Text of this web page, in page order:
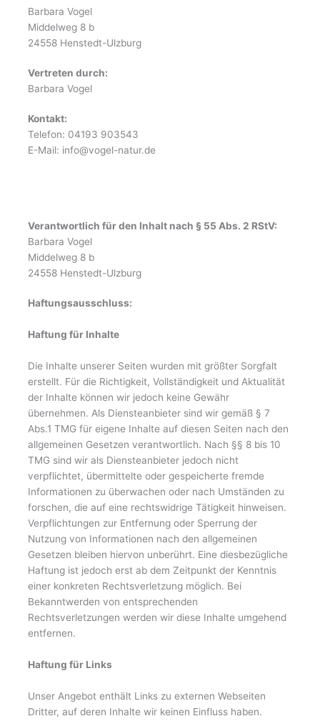
Barbara Vogel
Middelweg 8 b
24558 Henstedt-Ulzburg
Vertreten durch:
Barbara Vogel
Kontakt:
Telefon: 04193 903543
E-Mail: info@vogel-natur.de
Verantwortlich für den Inhalt nach § 55 Abs. 2 RStV:
Barbara Vogel
Middelweg 8 b
24558 Henstedt-Ulzburg
Haftungsausschluss:
Haftung für Inhalte
Die Inhalte unserer Seiten wurden mit größter Sorgfalt
erstellt. Für die Richtigkeit, Vollständigkeit und Aktualität
der Inhalte können wir jedoch keine Gewähr
übernehmen. Als Diensteanbieter sind wir gemäß § 7
Abs.1 TMG für eigene Inhalte auf diesen Seiten nach den
allgemeinen Gesetzen verantwortlich. Nach §§ 8 bis 10
TMG sind wir als Diensteanbieter jedoch nicht
verpflichtet, übermittelte oder gespeicherte fremde
Informationen zu überwachen oder nach Umständen zu
forschen, die auf eine rechtswidrige Tätigkeit hinweisen.
Verpflichtungen zur Entfernung oder Sperrung der
Nutzung von Informationen nach den allgemeinen
Gesetzen bleiben hiervon unberührt. Eine diesbezügliche
Haftung ist jedoch erst ab dem Zeitpunkt der Kenntnis
einer konkreten Rechtsverletzung möglich. Bei
Bekanntwerden von entsprechenden
Rechtsverletzungen werden wir diese Inhalte umgehend
entfernen.
Haftung für Links
Unser Angebot enthält Links zu externen Webseiten
Dritter, auf deren Inhalte wir keinen Einfluss haben.